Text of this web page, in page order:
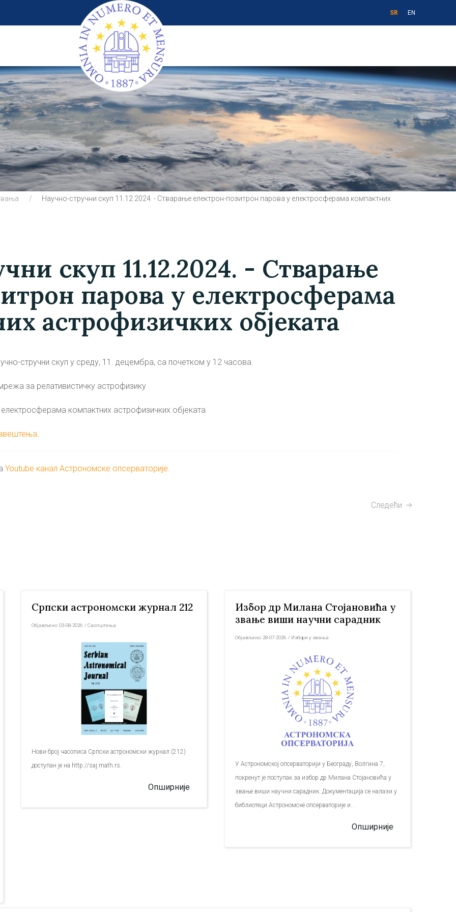
SR EN
Научно-стручни скуп 11.12.2024. - Стварање електрон-позитрон парова у електросферама компактних
скуп 11.12.2024. - Стварање
парова у електросферама
астрофизичких објеката
стручни скуп у среду, 11. децембра, са почетком у 12 часова.
за релативистичку астрофизику
компактних астрофизичких објеката
Youtube канал Астрономске опсерваторије
Следећи
Српски астрономски журнал 212
Објављено:03-08-2026 /Саопштења
Нови број часописа Српски астрономски журнал (212)
доступан је на http://saj.math.rs.
Опширније
Избор др Милана Стојановића у
звање виши научни сарадник
Објављено: 28-07-2026 / Избори у звања
У Астрономској опсерваторији у Београду, Волгина 7,
покренут је поступак за избор др Милана Стојановића у
звање виши научни сарадник. Документација се налази у
библиотеци Астрономске опсерваторије и...
Опширније